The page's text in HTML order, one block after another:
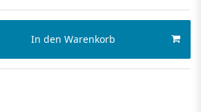
In den Warenkorb